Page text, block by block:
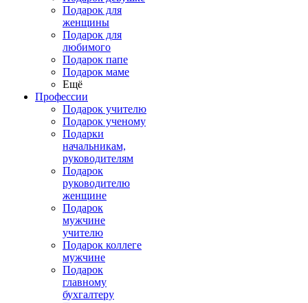
Подарок для
женщины
Подарок для
любимого
Подарок папе
Подарок маме
Ещё
Профессии
Подарок учителю
Подарок ученому
Подарки
начальникам,
руководителям
Подарок
руководителю
женщине
Подарок
мужчине
учителю
Подарок коллеге
мужчине
Подарок
главному
бухгалтеру